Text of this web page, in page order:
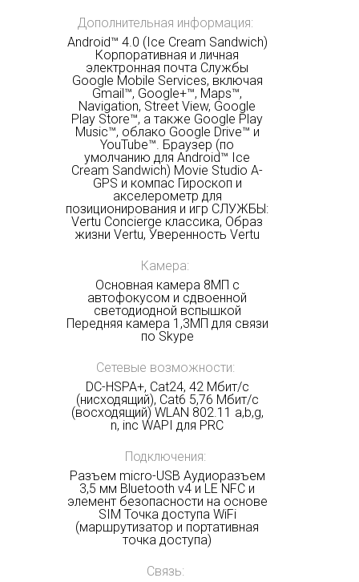
Дополнительная информация:
Android™ 4.0 (Ice Cream Sandwich)
Корпоративная и личная
электронная почта Службы
Google Mobile Services, включая
Gmail™, Google+™, Maps™,
Navigation, Street View, Google
Play Store™, а также Google Play
Music™, облако Google Drive™ и
YouTube™. Браузер (по
умолчанию для Android™ Ice
Cream Sandwich) Movie Studio A-
GPS и компас Гироскоп и
акселерометр для
позиционирования и игр СЛУЖБЫ:
Vertu Concierge классика, Образ
жизни Vertu, Уверенность Vertu
Камера:
Основная камера 8МП с
автофокусом и сдвоенной
светодиодной вспышкой
Передняя камера 1,3МП для связи
по Skype
Сетевые возможности:
DC-HSPA+, Cat24, 42 Мбит/с
(нисходящий), Cat6 5,76 Мбит/с
(восходящий) WLAN 802.11 a,b,g,
n, inc WAPI для PRC
Подключения:
Разъем micro-USB Аудиоразъем
3,5 мм Bluetooth v4 и LE NFC и
элемент безопасности на основе
SIM Точка доступа WiFi
(маршрутизатор и портативная
точка доступа)
Связь: